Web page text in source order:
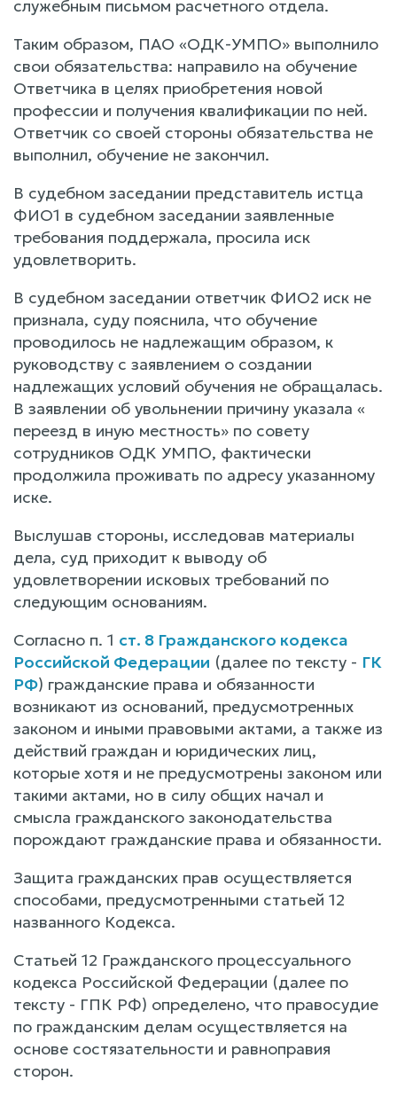
служебным письмом расчетного отдела.
Таким образом, ПАО «ОДК-УМПО» выполнило
свои обязательства: направило на обучение
Ответчика в целях приобретения новой
профессии и получения квалификации по ней.
Ответчик со своей стороны обязательства не
выполнил, обучение не закончил.
В судебном заседании представитель истца
ФИО1 в судебном заседании заявленные
требования поддержала, просила иск
удовлетворить.
В судебном заседании ответчик ФИО2 иск не
признала, суду пояснила, что обучение
проводилось не надлежащим образом, к
руководству с заявлением о создании
надлежащих условий обучения не обращалась.
В заявлении об увольнении причину указала «
переезд в иную местность» по совету
сотрудников ОДК УМПО, фактически
продолжила проживать по адресу указанному
иске.
Выслушав стороны, исследовав материалы
дела, суд приходит к выводу об
удовлетворении исковых требований по
следующим основаниям.
Согласно п. 1 ст. 8 Гражданского кодекса
Российской Федерации (далее по тексту - ГК
РФ) гражданские права и обязанности
возникают из оснований, предусмотренных
законом и иными правовыми актами, а также из
действий граждан и юридических лиц,
которые хотя и не предусмотрены законом или
такими актами, но в силу общих начал и
смысла гражданского законодательства
порождают гражданские права и обязанности.
Защита гражданских прав осуществляется
способами, предусмотренными статьей 12
названного Кодекса.
Статьей 12 Гражданского процессуального
кодекса Российской Федерации (далее по
тексту - ГПК РФ) определено, что правосудие
по гражданским делам осуществляется на
основе состязательности и равноправия
сторон.